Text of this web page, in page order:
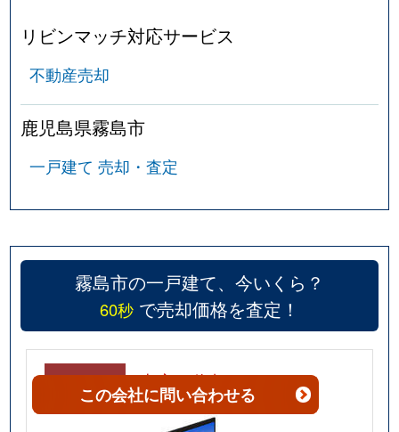
リビンマッチ対応サービス
不動産売却
鹿児島県霧島市
一戸建て 売却・査定
霧島市の一戸建て、今いくら？
60秒 で売却価格を査定！
STEP1 査定を依頼する
この会社に問い合わせる